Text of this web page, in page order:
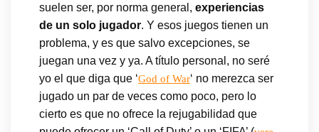
suelen ser, por norma general, experiencias
de un solo jugador. Y esos juegos tienen un
problema, y es que salvo excepciones, se
juegan una vez y ya. A título personal, no seré
yo el que diga que ‘God of War‘ no merezca ser
jugado un par de veces como poco, pero lo
cierto es que no ofrece la rejugabilidad que